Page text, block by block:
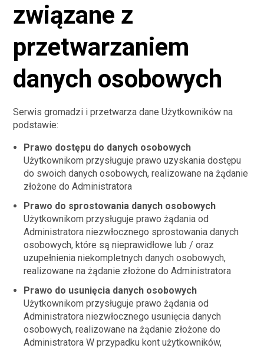
związane z
przetwarzaniem
danych osobowych
Serwis gromadzi i przetwarza dane Użytkowników na
podstawie:
Prawo dostępu do danych osobowych
Użytkownikom przysługuje prawo uzyskania dostępu
do swoich danych osobowych, realizowane na żądanie
złożone do Administratora
Prawo do sprostowania danych osobowych
Użytkownikom przysługuje prawo żądania od
Administratora niezwłocznego sprostowania danych
osobowych, które są nieprawidłowe lub / oraz
uzupełnienia niekompletnych danych osobowych,
realizowane na żądanie złożone do Administratora
Prawo do usunięcia danych osobowych
Użytkownikom przysługuje prawo żądania od
Administratora niezwłocznego usunięcia danych
osobowych, realizowane na żądanie złożone do
Administratora W przypadku kont użytkowników,